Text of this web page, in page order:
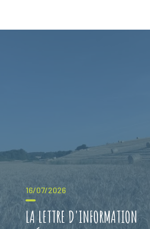
16/07/2026
LA LETTRE D'INFORMATION